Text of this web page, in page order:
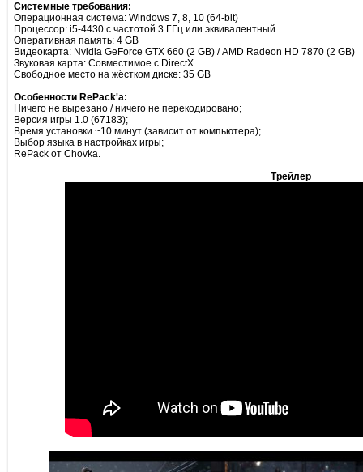
Системные требования:
Операционная система: Windows 7, 8, 10 (64-bit)
Процессор: i5-4430 с частотой 3 ГГц или эквивалентный
Оперативная память: 4 GB
Видеокарта: Nvidia GeForce GTX 660 (2 GB) / AMD Radeon HD 7870 (2 GB)
Звуковая карта: Совместимое с DirectX
Свободное место на жёстком диске: 35 GB
Особенности RePack'а:
Ничего не вырезано / ничего не перекодировано;
Версия игры 1.0 (67183);
Время установки ~10 минут (зависит от компьютера);
Выбор языка в настройках игры;
RePack от Chovka.
Трейлер